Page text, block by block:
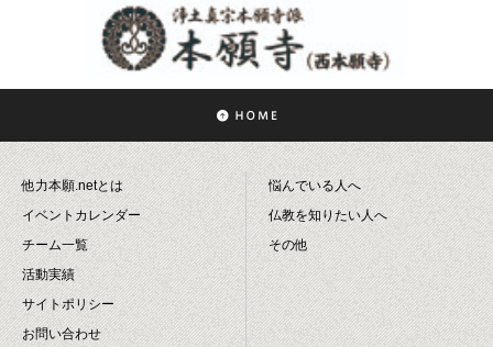
他力本願.netとは
イベントカレンダー
チーム一覧
活動実績
サイトポリシー
お問い合わせ
悩んでいる人へ
仏教を知りたい人へ
その他